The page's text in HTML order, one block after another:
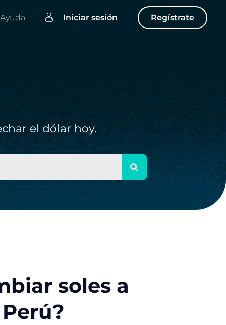
Ayuda Iniciar sesión Regístrate
el dólar hoy.
soles a